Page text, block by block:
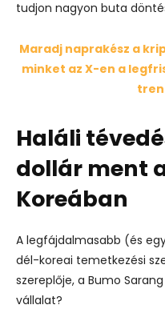
tudjon nagyon buta
Maradj naprakész a
minket az X-en a
Haláli
dollár ment
Koreában
A legfájdalmasabb (és
dél-koreai temetkezési
szereplője, a Bumo
vállalat?